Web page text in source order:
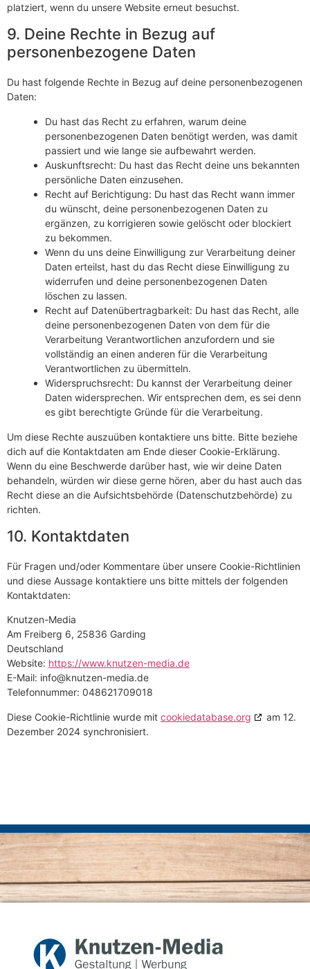
platziert, wenn du unsere Website erneut besuchst.
9. Deine Rechte in Bezug auf
personenbezogene Daten
Du hast folgende Rechte in Bezug auf deine personenbezogenen
Daten:
Du hast das Recht zu erfahren, warum deine
personenbezogenen Daten benötigt werden, was damit
passiert und wie lange sie aufbewahrt werden.
Auskunftsrecht: Du hast das Recht deine uns bekannten
persönliche Daten einzusehen.
Recht auf Berichtigung: Du hast das Recht wann immer
du wünscht, deine personenbezogenen Daten zu
ergänzen, zu korrigieren sowie gelöscht oder blockiert
zu bekommen.
Wenn du uns deine Einwilligung zur Verarbeitung deiner
Daten erteilst, hast du das Recht diese Einwilligung zu
widerrufen und deine personenbezogenen Daten
löschen zu lassen.
Recht auf Datenübertragbarkeit: Du hast das Recht, alle
deine personenbezogenen Daten von dem für die
Verarbeitung Verantwortlichen anzufordern und sie
vollständig an einen anderen für die Verarbeitung
Verantwortlichen zu übermitteln.
Widerspruchsrecht: Du kannst der Verarbeitung deiner
Daten widersprechen. Wir entsprechen dem, es sei denn
es gibt berechtigte Gründe für die Verarbeitung.
Um diese Rechte auszuüben kontaktiere uns bitte. Bitte beziehe
dich auf die Kontaktdaten am Ende dieser Cookie-Erklärung.
Wenn du eine Beschwerde darüber hast, wie wir deine Daten
behandeln, würden wir diese gerne hören, aber du hast auch das
Recht diese an die Aufsichtsbehörde (Datenschutzbehörde) zu
richten.
10. Kontaktdaten
Für Fragen und/oder Kommentare über unsere Cookie-Richtlinien
und diese Aussage kontaktiere uns bitte mittels der folgenden
Kontaktdaten:
Knutzen-Media
Am Freiberg 6, 25836 Garding
Deutschland
Website: https://www.knutzen-media.de
E-Mail: info@knutzen-media.de
Telefonnummer: 048621709018
Diese Cookie-Richtlinie wurde mit cookiedatabase.org
am 12.
Dezember 2024 synchronisiert.